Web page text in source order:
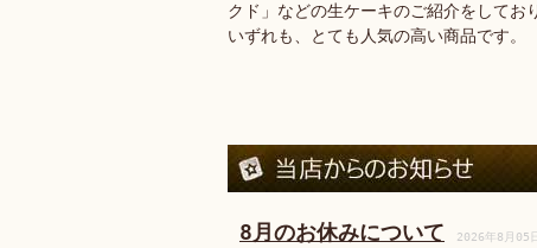
クド」などの生ケーキのご紹介をしてお
いずれも、とても人気の高い商品です。
8月のお休みについて 2026年8月05日